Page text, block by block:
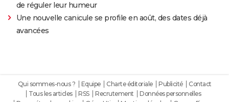
de réguler leur humeur
Une nouvelle canicule se profile en août, des dates déjà
avancées
Qui sommes-nous ? Equipe Charte éditoriale Publicité
Contact
Tous les articles
RSS Recrutement
Données personnelles